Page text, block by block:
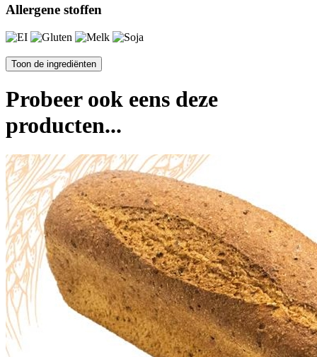
Allergene stoffen
Probeer ook eens deze
producten...